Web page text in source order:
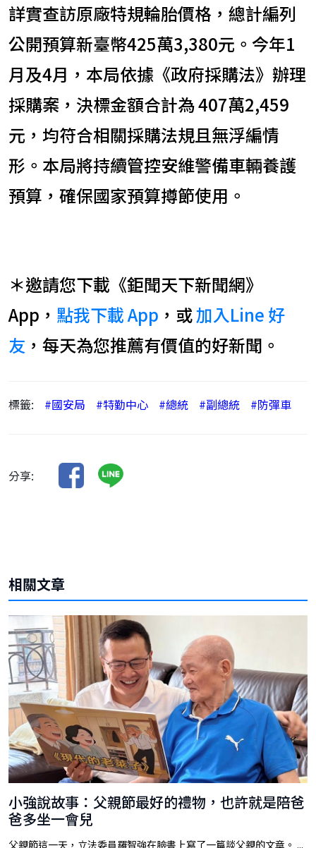
詳實查訪原廠特規輪胎價格，總計編列
公開預算新臺幣425萬3,380元。今年1
月及4月，本局依據《政府採購法》辦理
採購案，決標金額合計為 407萬2,459
元，均符合相關採購法規且無浮編情
形。本局將持續管控安維警備車輛養護
預算，確保國家預算撙節使用。
＊邀請您下載《鉅聞天下新聞網》
App， 點我下載 App ，或加入Line 好
友 ，每天為您推薦有價值的好新聞。
標籤: #國安局 #特勤中心 #總統 #副總統 #防彈車
分享:
相關文章
小強說故事：父親節最好的禮物，也許就是陪爸
爸多坐一會兒
父親節這一天，立法委員羅智強在臉書上寫了一篇談父親的文章。 ...